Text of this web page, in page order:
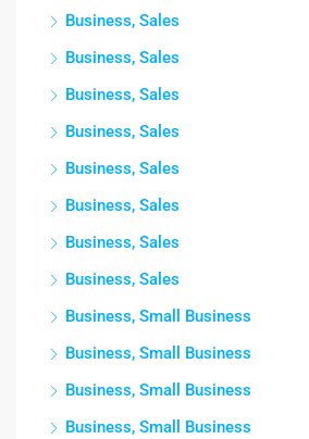
Business, Sales
Business, Sales
Business, Sales
Business, Sales
Business, Sales
Business, Sales
Business, Sales
Business, Sales
Business, Small Business
Business, Small Business
Business, Small Business
Business, Small Business